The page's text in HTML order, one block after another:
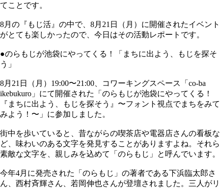
てことです。
8月の『もじ活』の中で、8月21日（月）に開催されたイベント
がとても楽しかったので、今日はその活動レポートです。
●のらもじが池袋にやってくる！「まちに出よう、もじを探そ
う」
8月21日（月）19:00〜21:00、コワーキングスペース「co-ba
ikebukuro」にて開催された「のらもじが池袋にやってくる！
『まちに出よう、もじを探そう』〜フォント視点でまちをみて
みよう！〜」に参加しました。
街中を歩いていると、昔ながらの喫茶店や電器店さんの看板な
ど、味わいのある文字を発見することがありますよね。それら
素敵な文字を、親しみを込めて「のらもじ」と呼んでいます。
今年4月に発売された「のらもじ」の著者である下浜臨太郎さ
ん、西村斉輝さん、若岡伸也さんが登壇されました。三人がリ